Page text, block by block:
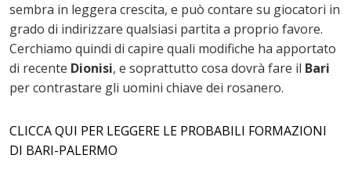
sembra in leggera crescita, e può contare su giocatori in
grado di indirizzare qualsiasi partita a proprio favore.
Cerchiamo quindi di capire quali modifiche ha apportato
di recente Dionisi, e soprattutto cosa dovrà fare il Bari
per contrastare gli uomini chiave dei rosanero.
CLICCA QUI PER LEGGERE LE PROBABILI FORMAZIONI
DI BARI-PALERMO